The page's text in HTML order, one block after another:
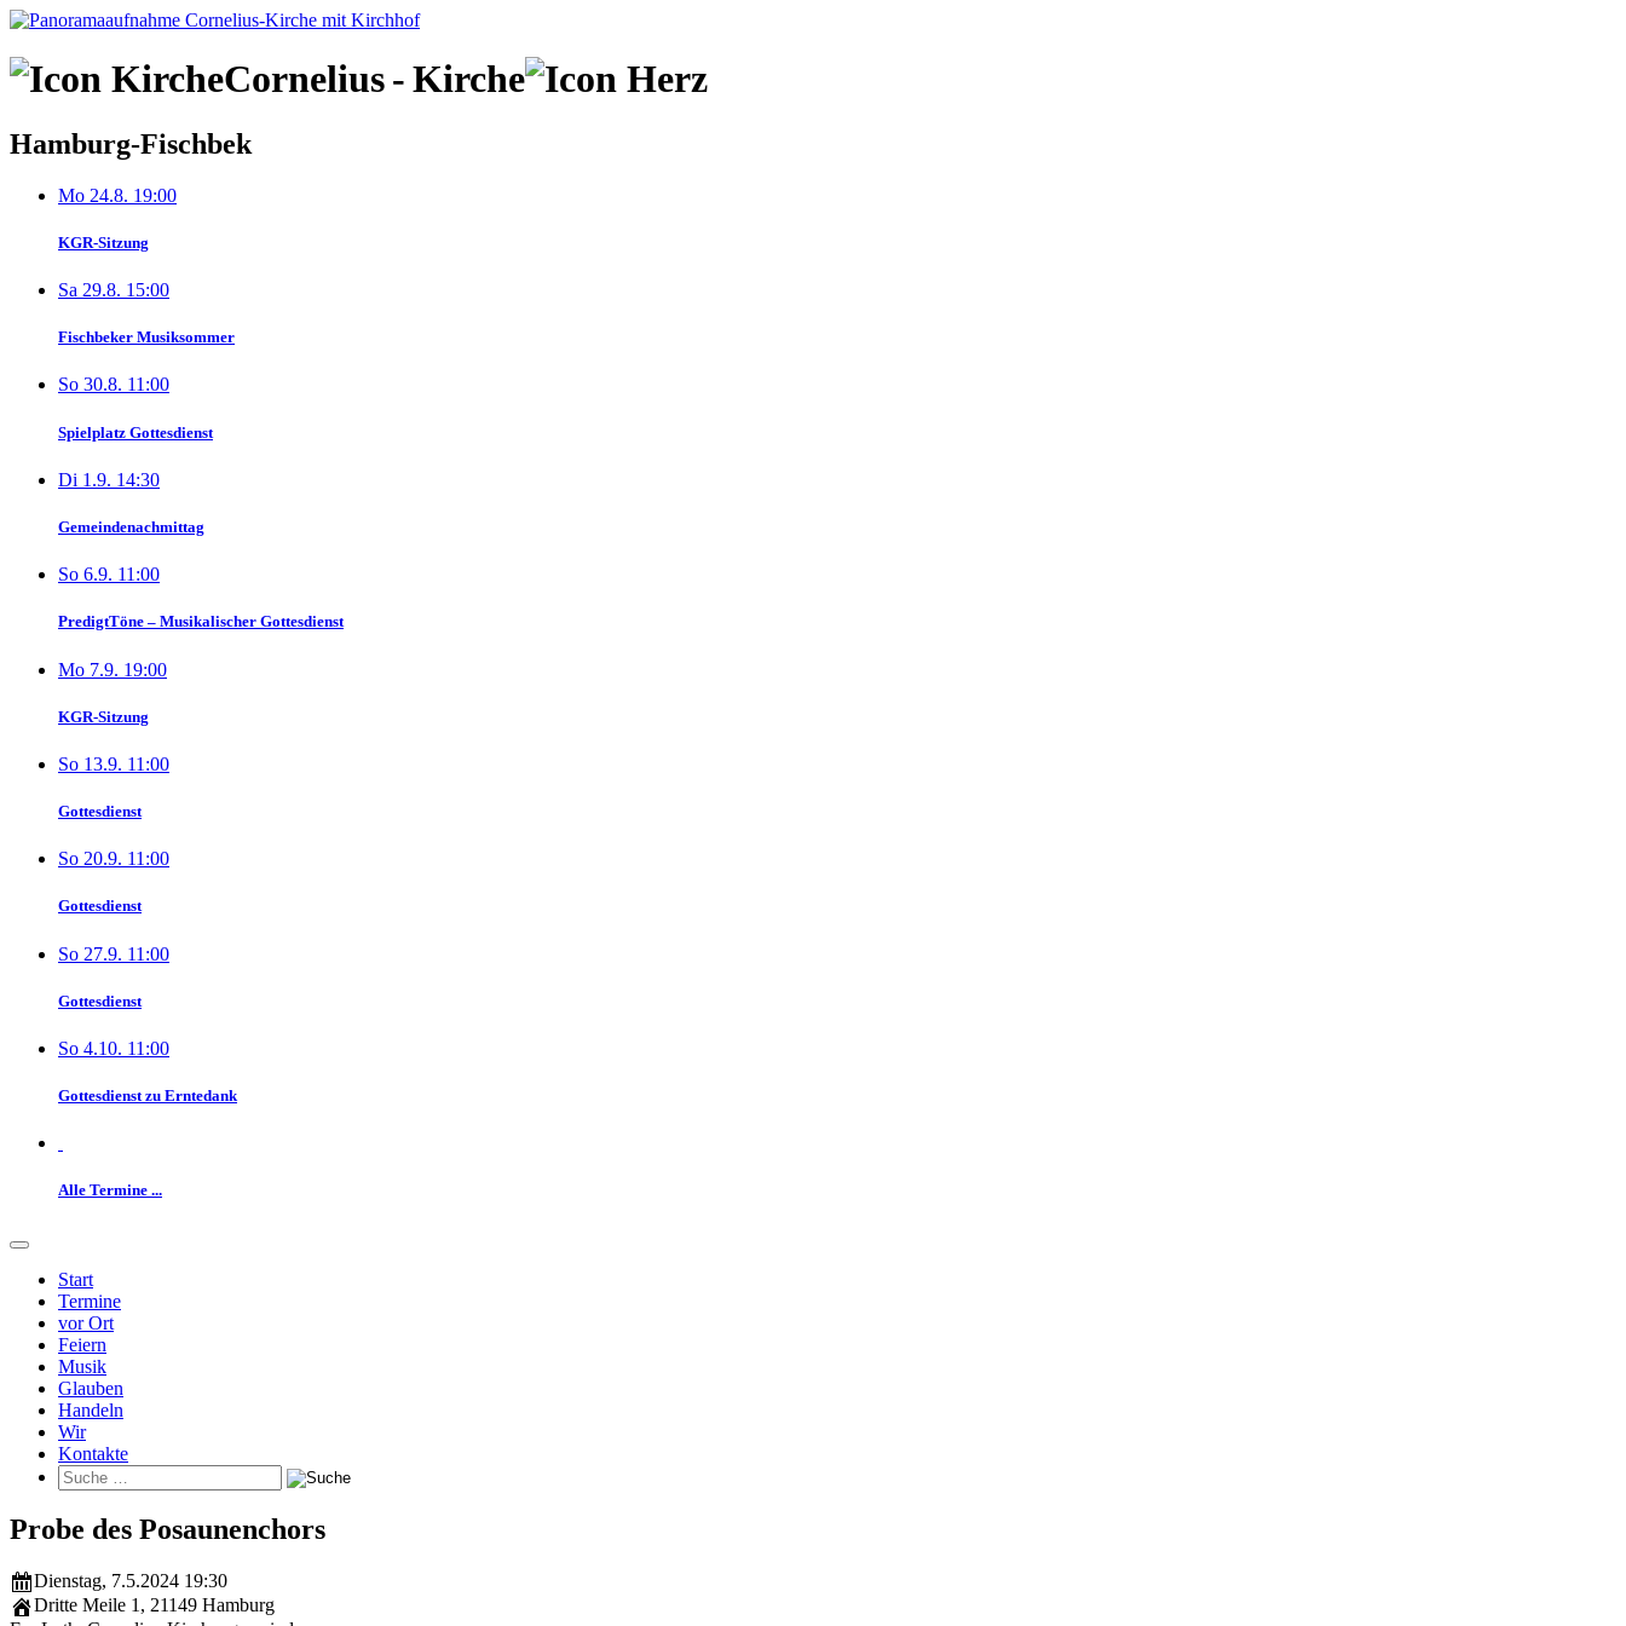
Skip
content
Cornelius-Kirche
Hamburg-Fischbek
Mo 24.8. 19:00
KGR-Sitzung
Sa 29.8. 15:00
Fischbeker Musiksommer
So 30.8. 11:00
Spielplatz Gottesdienst
Di 1.9. 14:30
Gemeindenachmittag
So 6.9. 11:00
PredigtTöne – Musikalischer Gottesdienst
Mo 7.9. 19:00
KGR-Sitzung
So 13.9. 11:00
Gottesdienst
So 20.9. 11:00
Gottesdienst
So 27.9. 11:00
Gottesdienst
So 4.10. 11:00
Gottesdienst zu Erntedank
Alle Termine ...
Start
Termine
vor Ort
Feiern
Musik
Glauben
Handeln
Wir
Kontakte
Probe des Posaunenchors
Dienstag, 7.5.2024 19:30
Dritte Meile 1 , 21149 Hamburg